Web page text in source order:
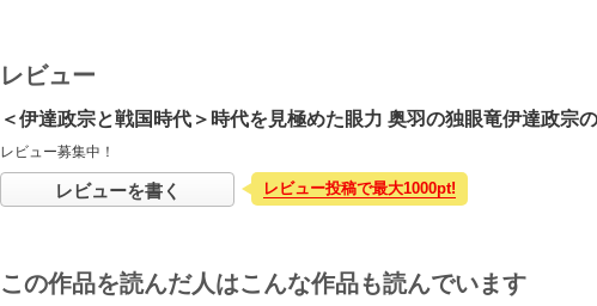
レビュー
＜伊達政宗と戦国時代＞時代を見極めた眼力 奥羽の独眼竜伊達政宗
レビュー募集中！
レビューを書く レビュー投稿で最大1000pt!
この作品を読んだ人はこんな作品も読んでいます